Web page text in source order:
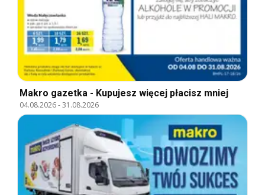
Makro gazetka - Kupujesz więcej płacisz mniej
04.08.2026-31.08.2026